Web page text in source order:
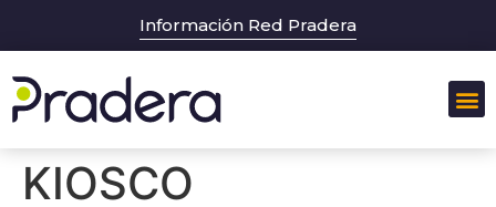
Información Red Pradera
KIOSCO